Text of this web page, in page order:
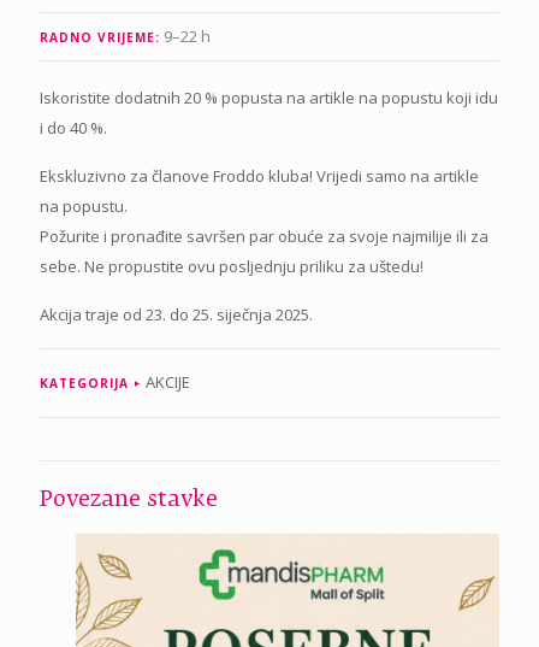
RADNO VRIJEME: 9–22 h
Iskoristite dodatnih 20 % popusta na artikle na popustu koji idu
i do 40 %.
Ekskluzivno za članove Froddo kluba! Vrijedi samo na artikle
na popustu.
Požurite i pronađite savršen par obuće za svoje najmilije ili za
sebe. Ne propustite ovu posljednju priliku za uštedu!
Akcija traje od 23. do 25. siječnja 2025.
KATEGORIJA AKCIJE
Povezane stavke